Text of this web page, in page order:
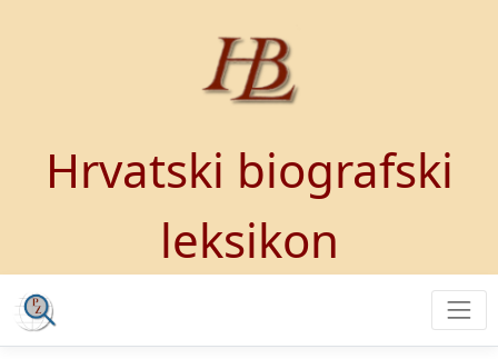
Hrvatski biografski
leksikon